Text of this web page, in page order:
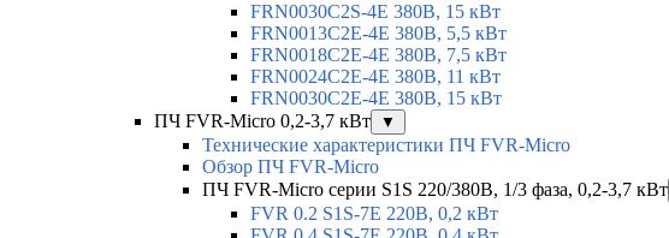
FRN0030C2S-4E 380В, 15 кВт
FRN0013C2E-4E 380В, 5,5 кВт
FRN0018C2E-4E 380В, 7,5 кВт
FRN0024C2E-4E 380В, 11 кВт
FRN0030C2E-4E 380В, 15 кВт
ПЧ FVR-Micro 0,2-3,7 кВт
▼
Технические характеристики ПЧ FVR-Micro
Обзор ПЧ FVR-Micro
ПЧ FVR-Micro серии S1S 220/380В, 1/3 фаза, 0,2-3,7 кВт
FVR 0.2 S1S-7E 220В, 0,2 кВт